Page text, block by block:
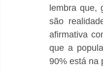
lembra que,
são
afirmativa
que a
90% está na